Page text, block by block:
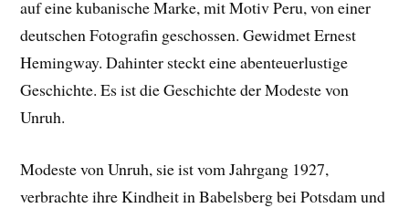
auf eine kubanische Marke, mit Motiv Peru, von einer
deutschen Fotografin geschossen. Gewidmet Ernest
Hemingway. Dahinter steckt eine abenteuerlustige
Geschichte. Es ist die Geschichte der Modeste von
Unruh.
Modeste von Unruh, sie ist vom Jahrgang 1927,
verbrachte ihre Kindheit in Babelsberg bei Potsdam und